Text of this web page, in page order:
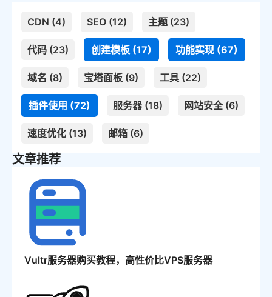
CDN (4) SEO (12) 主题 (23)
代码 (23) 创建模板 (17) 功能实现 (67)
域名 (8) 宝塔面板 (9) 工具 (22)
插件使用 (72) 服务器 (18) 网站安全 (6)
速度优化 (13) 邮箱 (6)
文章推荐
Vultr服务器购买教程，高性价比VPS服务器